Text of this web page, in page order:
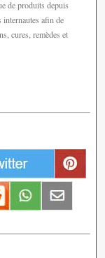
de produits depuis
internautes afin de
cures, remèdes et